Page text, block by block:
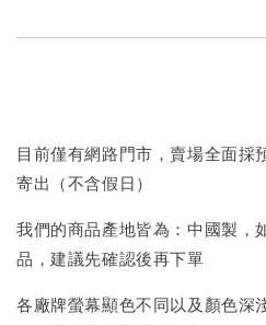
目前僅有網路門市，賣場全面採
寄出（不含假日）
我們的商品產地皆為：中國製，
品，建議先確認後再下單
各廠牌螢幕顯色不同以及顏色深